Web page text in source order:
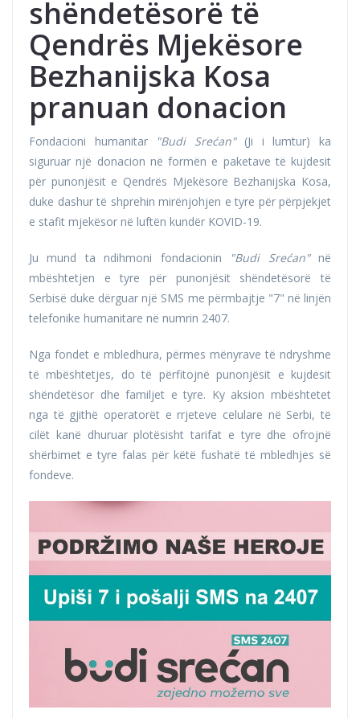
shëndetësorë të
Qendrës Mjekësore
Bezhanijska Kosa
pranuan donacion
Fondacioni humanitar "Budi Srećan"(Ji i lumtur) ka
siguruar një donacion në formën e paketave të kujdesit
për punonjësit e Qendrës Mjekësore Bezhanijska Kosa,
duke dashur të shprehin mirënjohjen e tyre për përpjekjet
e stafit mjekësor në luftën kundër KOVID-19.
Ju mund ta ndihmoni fondacionin "Budi Srećan"në
mbështetjen e tyre për punonjësit shëndetësorë të
Serbisë duke dërguar një SMS me përmbajtje "7" në linjën
telefonike humanitare në numrin 2407.
Nga fondet e mbledhura, përmes mënyrave të ndryshme
të mbështetjes, do të përfitojnë punonjësit e kujdesit
shëndetësor dhe familjet e tyre. Ky aksion mbështetet
nga të gjithë operatorët e rrjeteve celulare në Serbi, të
cilët kanë dhuruar plotësisht tarifat e tyre dhe ofrojnë
shërbimet e tyre falas për këtë fushatë të mbledhjes së
fondeve.